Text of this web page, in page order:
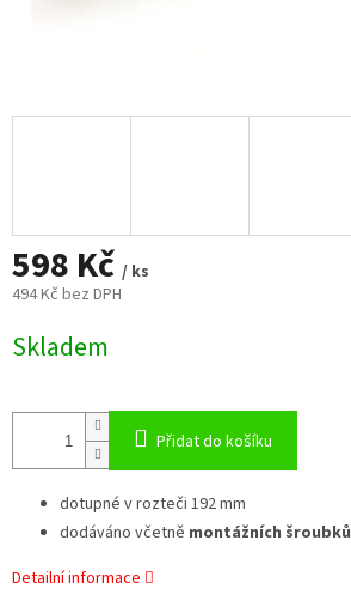
598 Kč / ks
494 Kč bez DPH
cena:
Skladem
Přidat do košíku
dotupné v rozteči 192 mm
dodáváno včetně montážních šroubků
Detailní informace